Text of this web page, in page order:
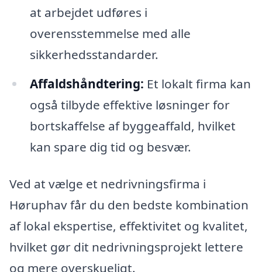
at arbejdet udføres i
overensstemmelse med alle
sikkerhedsstandarder.
Affaldshåndtering: Et lokalt firma kan
også tilbyde effektive løsninger for
bortskaffelse af byggeaffald, hvilket
kan spare dig tid og besvær.
Ved at vælge et nedrivningsfirma i
Høruphav får du den bedste kombination
af lokal ekspertise, effektivitet og kvalitet,
hvilket gør dit nedrivningsprojekt lettere
og mere overskueligt.